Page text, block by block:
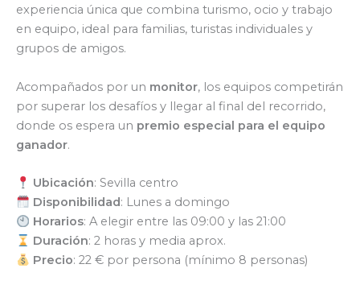
experiencia única que combina turismo, ocio y trabajo
en equipo, ideal para familias, turistas individuales y
grupos de amigos.
Acompañados por un monitor, los equipos competirán
por superar los desafíos y llegar al final del recorrido,
donde os espera un premio especial para el equipo
ganador.
Ubicación: Sevilla centro
Disponibilidad: Lunes a domingo
Horarios: A elegir entre las 09:00 y las 21:00
Duración: 2 horas y media aprox.
Precio: 22 € por persona (mínimo 8 personas)